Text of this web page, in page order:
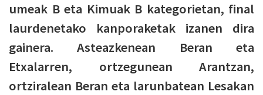
umeak B eta Kimuak B kategorietan, final
laurdenetako kanporaketak izanen dira
gainera. Asteazkenean Beran eta
Etxalarren, ortzegunean Arantzan,
ortziralean Beran eta larunbatean Lesakan